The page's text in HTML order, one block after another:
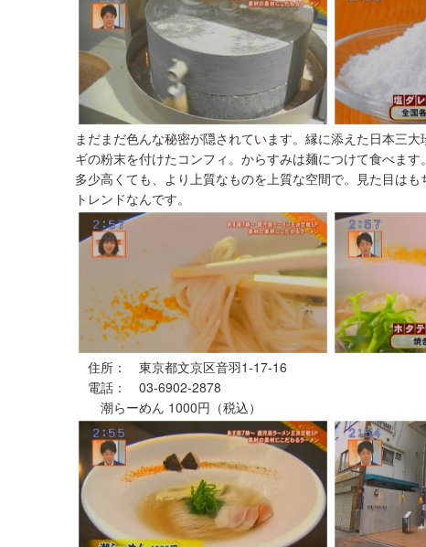
まだまだ色んな秘密が隠されています。縁に添えた日本三
ギの粉末を付けたコンフィ。からすみは麺につけて食べます。
多少高くても、より上質なものを上質な空間で。見た目は
トレンドなんです。
住所： 東京都文京区音羽1-17-16
電話： 03-6902-2878
潮らーめん 1000円（税込）